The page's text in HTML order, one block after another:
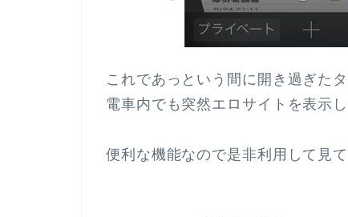
これであっという間に開き過ぎた
電車内でも突然エロサイトを表示
便利な機能なので是非利用して見て